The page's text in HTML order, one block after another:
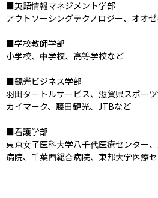
■英語情報マネジメント学部
アウトソーシングテクノロジー、オオ
■学校教師学部
小学校、中学校、高等学校など
■観光ビジネス学部
羽田タートルサービス、滋賀県スポー
カイマーク、藤田観光、JTBなど
■看護学部
東京女子医科大学八千代医療センター
病院、千葉西総合病院、東邦大学医療